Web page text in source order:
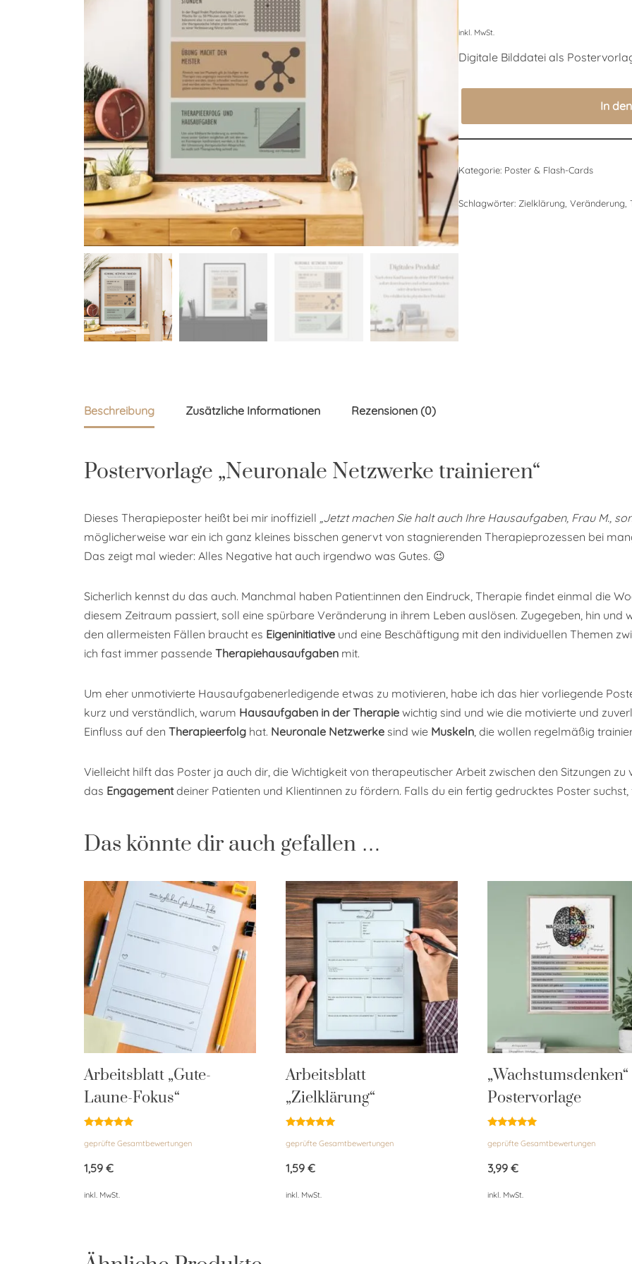
inkl. MwSt.
Digitale Bilddatei als
In
Kategorie: Poster & Flash-Cards
Schlagwörter: Zielklärung Veränderung
Beschreibung Zusätzliche Informationen Rezensionen (0)
Postervorlage „Neuronale Netzwerke trainieren“
Dieses Therapieposter heißt bei mir inoffiziell „Jetzt machen Sie halt auch Ihre Hausaufgaben, Frau M.,
möglicherweise war ein ich ganz kleines bisschen genervt von stagnierenden Therapieprozessen bei
Das zeigt mal wieder: Alles Negative hat auch irgendwo was Gutes. 😉
Sicherlich kennst du das auch. Manchmal haben Patient:innen den Eindruck, Therapie findet einmal die
diesem Zeitraum passiert, soll eine spürbare Veränderung in ihrem Leben auslösen. Zugegeben, hin und
den allermeisten Fällen braucht es Eigeninitiative und eine Beschäftigung mit den individuellen Themen
ich fast immer passende Therapiehausaufgaben mit.
Um eher unmotivierte Hausaufgabenerledigende etwas zu motivieren, habe ich das hier vorliegende
kurz und verständlich, warum Hausaufgaben in der Therapie wichtig sind und wie die motivierte und
Einfluss auf den Therapieerfolg hat. Neuronale Netzwerke sind wie Muskeln, die wollen regelmäßig
Vielleicht hilft das Poster ja auch dir, die Wichtigkeit von therapeutischer Arbeit zwischen den Sitzungen
das Engagementdeiner Patienten und Klientinnen zu fördern. Falls du ein fertig gedrucktes Poster
Das könnte dir auch gefallen …
Arbeitsblatt „Gute-
Laune-Fokus“
mit
von 5
geprüfte Gesamtbewertungen
1,59 €
inkl. MwSt.
Arbeitsblatt
„Zielklärung“
mit
von 5
geprüfte Gesamtbewertungen
1,59 €
inkl. MwSt.
„Wachstumsdenken“
Postervorlage
mit
von 5
geprüfte Gesamtbewertungen
3,99 €
inkl. MwSt.